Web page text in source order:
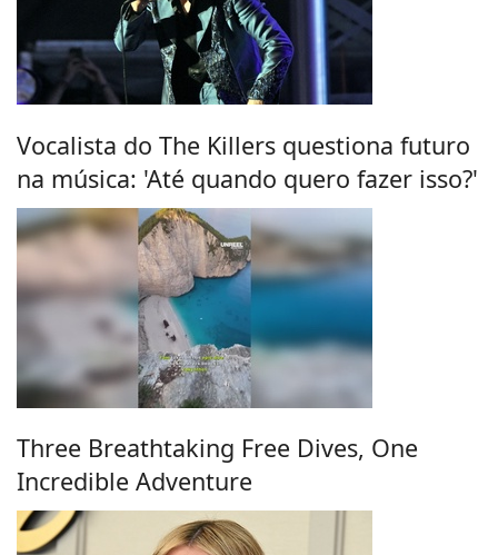
Vocalista do The Killers questiona futuro
na música: 'Até quando quero fazer isso?'
Three Breathtaking Free Dives, One
Incredible Adventure